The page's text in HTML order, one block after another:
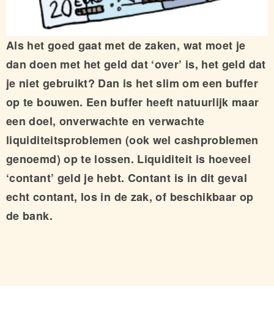
Als het goed gaat met de zaken, wat moet je
dan doen met het geld dat ‘over’ is, het geld dat
je niet gebruikt? Dan is het slim om een buffer
op te bouwen. Een buffer heeft natuurlijk maar
een doel, onverwachte en verwachte
liquiditeitsproblemen (ook wel cashproblemen
genoemd) op te lossen. Liquiditeit is hoeveel
‘contant’ geld je hebt. Contant is in dit geval
echt contant, los in de zak, of beschikbaar op
de bank.